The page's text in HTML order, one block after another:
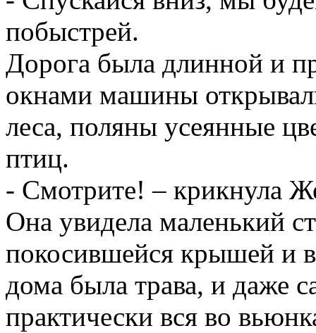
побыстрей.
Дорога была длинной и
окнами машины
леса, поляны усеянные
птиц.
- Смотрите! – крикнула
Она увидела маленький
покосившейся крышей и
дома была трава, и даже
практически вся во